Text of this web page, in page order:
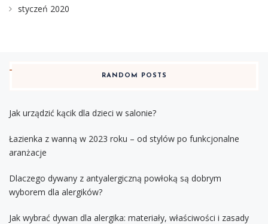
styczeń 2020
RANDOM POSTS
Jak urządzić kącik dla dzieci w salonie?
Łazienka z wanną w 2023 roku – od stylów po funkcjonalne
aranżacje
Dlaczego dywany z antyalergiczną powłoką są dobrym
wyborem dla alergików?
Jak wybrać dywan dla alergika: materiały, właściwości i zasady